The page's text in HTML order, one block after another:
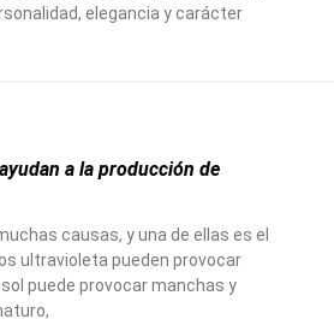
elegancia y carácter
a la producción de
causas, y una de ellas es el
ultravioleta pueden provocar
puede provocar manchas y